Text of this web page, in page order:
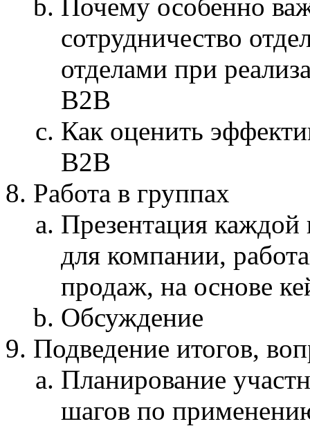
Почему особенно
сотрудничество
отделами при
B2B
Как оценить
B2B
Работа в группах
Презентация каждой
для компании,
продаж, на основе
Обсуждение
Подведение итогов,
Планирование
шагов по